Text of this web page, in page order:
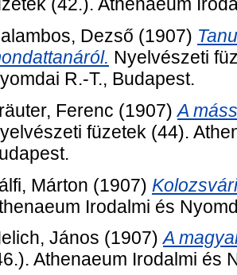
(42.). Athenaeum
Dezső (1907)
Nyelvészeti
R.-T., Budapest.
Ferenc (1907)A
füzetek (44).
Márton (1907)
Irodalmi és
János (1907)A
Athenaeum Irodalmi és